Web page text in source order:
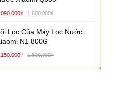
1.600.000₫
Lọc Của Máy Lọc Nước
N1 800G
1.800.000₫